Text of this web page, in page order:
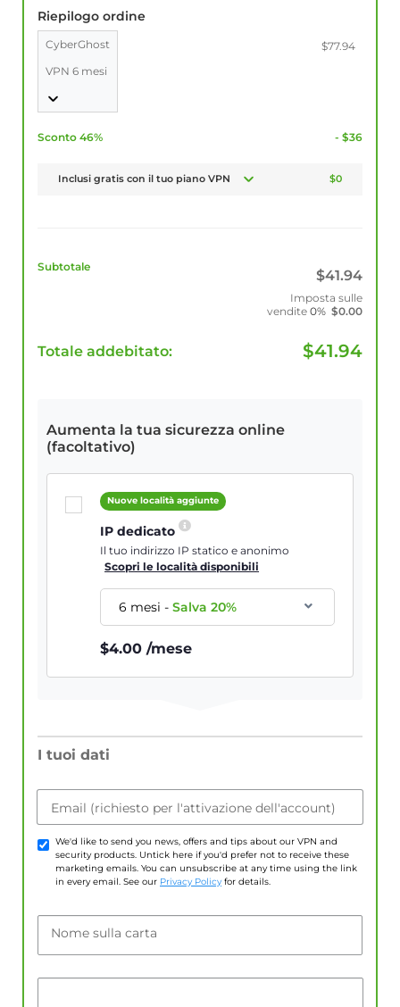
Riepilogo ordine
CyberGhost
VPN 6 mesi
$77.94
Sconto 46% - $36
Inclusi gratis con il tuo piano VPN $0
Subtotale
$41.94
Imposta sulle
vendite 0% $0.00
Totale addebitato: $41.94
Aumenta la tua sicurezza online
(facoltativo)
Nuove località aggiunte
IP dedicato
Il tuo indirizzo IP statico e anonimo
Scopri le località disponibili
6 mesi-Salva20%
$4.00 /mese
I tuoi dati
Email (richiesto per l'attivazione dell'account)
We'd like to send you news, offers and tips about our VPN and
security products. Untick here if you'd prefer not to receive these
marketing emails. You can unsubscribe at any time using the link
in every email. See our Privacy Policy for details.
Nome sulla carta